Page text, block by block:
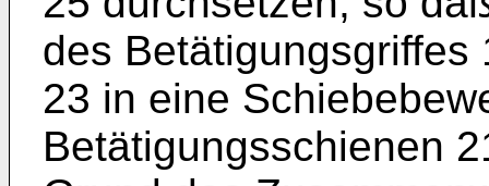
des Betätigungsgriffes
23 in eine
Betätigungsschienen